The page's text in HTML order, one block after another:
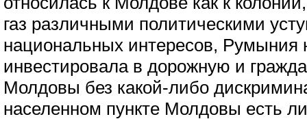
газ различными политическими
национальных интересов, Румыния
инвестировала в дорожную и
Молдовы без какой-либо
населенном пункте Молдовы есть